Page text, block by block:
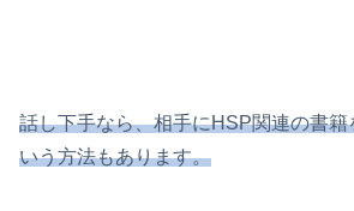
話し下手なら、相手にHSP関連の書
いう方法もあります。